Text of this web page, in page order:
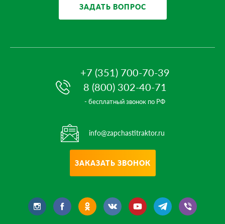
ЗАДАТЬ ВОПРОС
+7 (351) 700-70-39
8 (800) 302-40-71
- бесплатный звонок по РФ
info@zapchastitraktor.ru
ЗАКАЗАТЬ ЗВОНОК